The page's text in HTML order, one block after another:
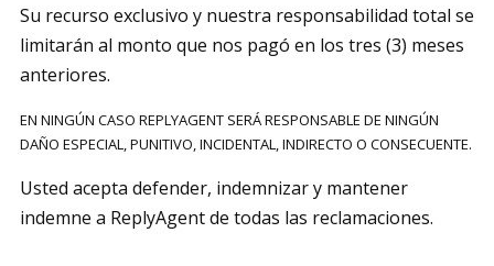
Su recurso exclusivo y nuestra responsabilidad total se
limitarán al monto que nos pagó en los tres (3) meses
anteriores.
EN NINGÚN CASO REPLYAGENT SERÁ RESPONSABLE DE NINGÚN
DAÑO ESPECIAL, PUNITIVO, INCIDENTAL, INDIRECTO O CONSECUENTE.
Usted acepta defender, indemnizar y mantener
indemne a ReplyAgent de todas las reclamaciones.